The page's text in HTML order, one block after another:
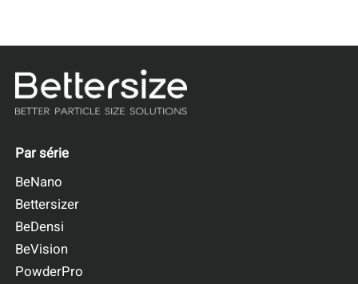
Par série
BeNano
Bettersizer
BeDensi
BeVision
PowderPro